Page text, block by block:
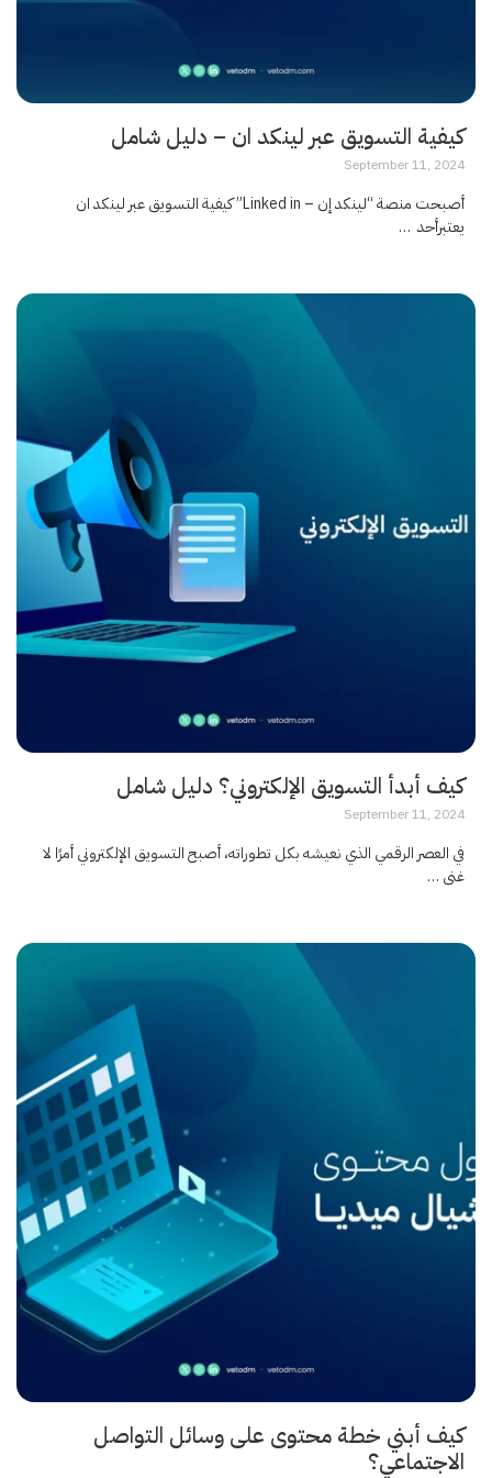
كيفية التسويق عبر لينكد ان – دليل شامل
September 11, 2024
أصبحت منصة “لينكد إن – Linked in” كيفية التسويق عبر لينكد ان
يعتبرأحد …
كيف أبدأ التسويق الإلكتروني؟ دليل شامل
September 11, 2024
في العصر الرقمي الذي نعيشه بكل تطوراته، أصبح التسويق الإلكتروني أمرًا لا
غنى …
كيف أبني خطة محتوى على وسائل التواصل
الاجتماعي؟